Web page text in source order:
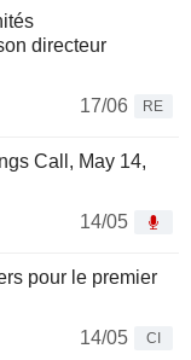
directeur
17/06
RE
Call, May 14,
14/05
pour le premier
14/05
CI